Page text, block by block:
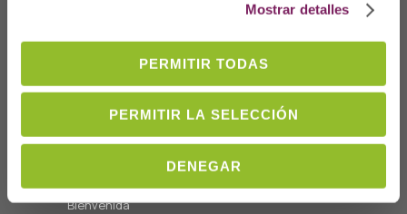
Mostrar detalles
PERMITIR TODAS
PERMITIR LA SELECCIÓN
DENEGAR
Telf: 943 42 91 14
cofgipuzkoa@cofgipuzkoa.eus
Quiénes somos
Bienvenida